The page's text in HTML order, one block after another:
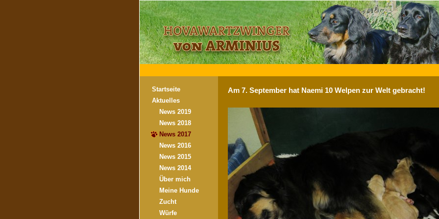
Startseite
Aktuelles
News 2019
News 2018
News 2017
News 2016
News 2015
News 2014
Über mich
Meine Hunde
Zucht
Würfe
Am 7. September hat Naemi 10 Welpen zur Welt gebracht!